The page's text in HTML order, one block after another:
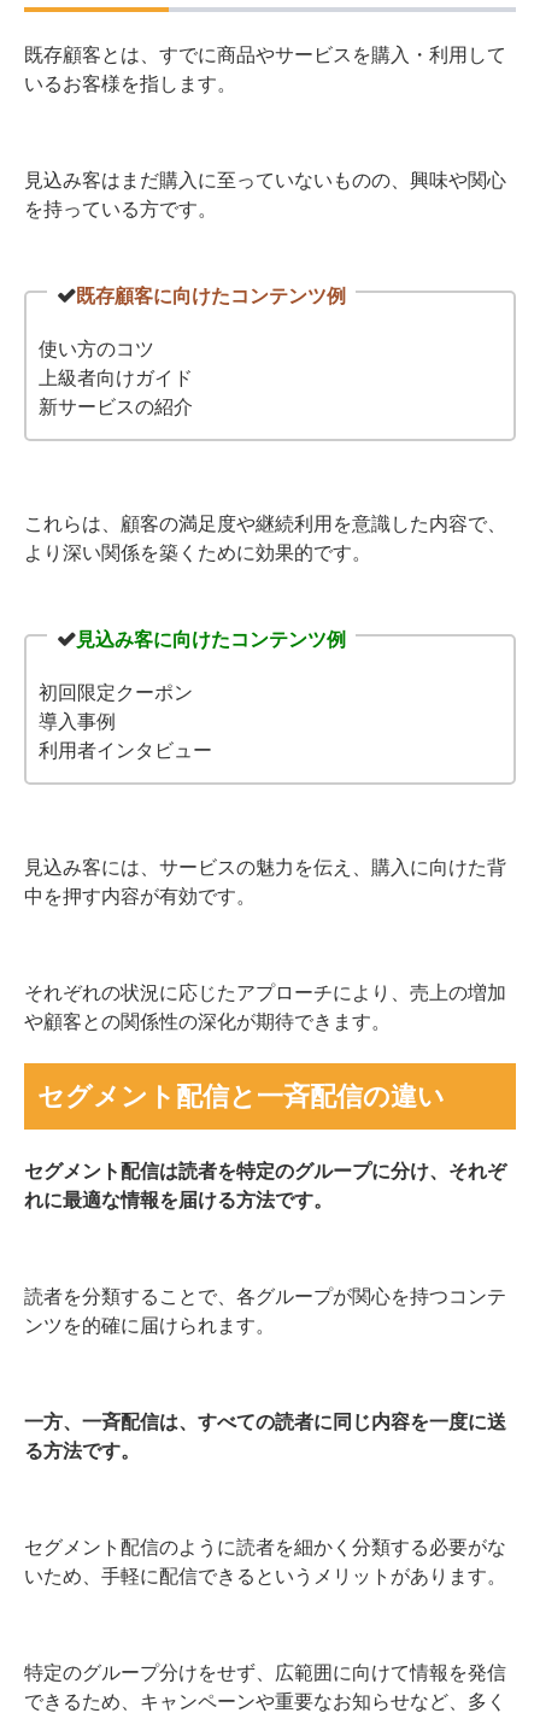
既存顧客とは、すでに商品やサービスを購入・利用して
いるお客様を指します。
見込み客はまだ購入に至っていないものの、興味や関心
を持っている方です。
既存顧客に向けたコンテンツ例
使い方のコツ
上級者向けガイド
新サービスの紹介
これらは、顧客の満足度や継続利用を意識した内容で、
より深い関係を築くために効果的です。
見込み客に向けたコンテンツ例
初回限定クーポン
導入事例
利用者インタビュー
見込み客には、サービスの魅力を伝え、購入に向けた背
中を押す内容が有効です。
それぞれの状況に応じたアプローチにより、売上の増加
や顧客との関係性の深化が期待できます。
セグメント配信と一斉配信の違い
セグメント配信は読者を特定のグループに分け、それぞ
れに最適な情報を届ける方法です。
読者を分類することで、各グループが関心を持つコンテ
ンツを的確に届けられます。
一方、一斉配信は、すべての読者に同じ内容を一度に送
る方法です。
セグメント配信のように読者を細かく分類する必要がな
いため、手軽に配信できるというメリットがあります。
特定のグループ分けをせず、広範囲に向けて情報を発信
できるため、キャンペーンや重要なお知らせなど、多く